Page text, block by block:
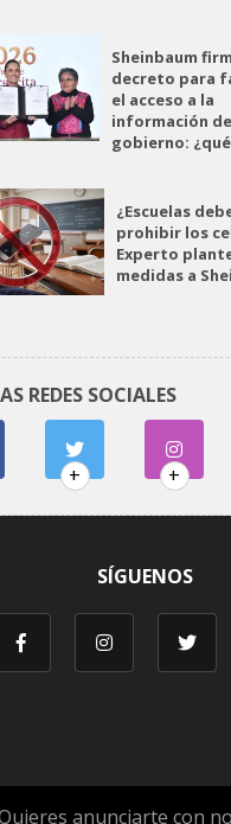
Sheinbaum
decreto para
el acceso a la
información
gobierno:
¿Escuelas
prohibir los
Experto
medidas a
REDES SOCIALES
+ +
SÍGUENOS
anunciarte con